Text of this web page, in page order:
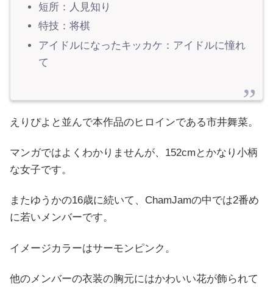
短所：人見知り
特技：将棋
アイドルになったキッカケ：アイドルに憧れ
て
えりぴよと並んで本作品のヒロインである市井舞菜。
マンガではよくわかりませんが、152cmとかなり小柄
な女子です。
またゆうかの16歳に続いて、ChamJamの中では2番め
に若いメンバーです。
イメージカラーはサーモンピンク。
他のメンバーの衣装の胸元にはかわいい花が飾られて